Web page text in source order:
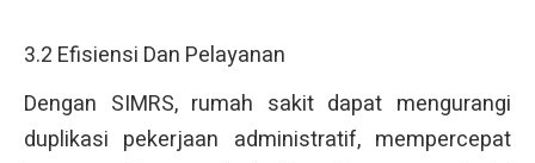
3.2 Efisiensi Dan Pelayanan
Dengan SIMRS, rumah sakit dapat mengurangi
duplikasi pekerjaan administratif, mempercepat